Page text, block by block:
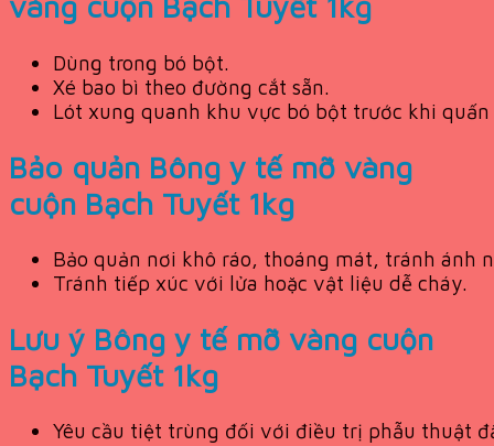
Dùng trong bó bột.
Xé bao bì theo đường cắt sẵn.
Lót xung quanh khu vực bó bột trước khi
Bảo quản Bông y tế mỡ vàng
cuộn Bạch Tuyết 1kg
Bảo quản nơi khô ráo, thoáng mát, tránh ánh
Tránh tiếp xúc với lửa hoặc vật liệu dễ cháy.
Lưu ý Bông y tế mỡ vàng cuộn
Bạch Tuyết 1kg
Yêu cầu tiệt trùng đối với điều trị phẫu thuật